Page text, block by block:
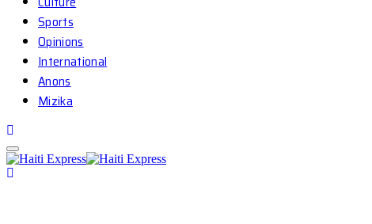
Sports
Opinions
International
Anons
Mizika